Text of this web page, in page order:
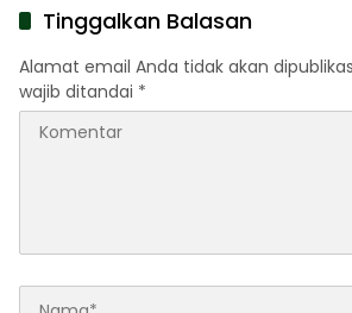
Pahlawan
Tinggalkan Balasan
Alamat email Anda tidak akan
wajib ditandai *